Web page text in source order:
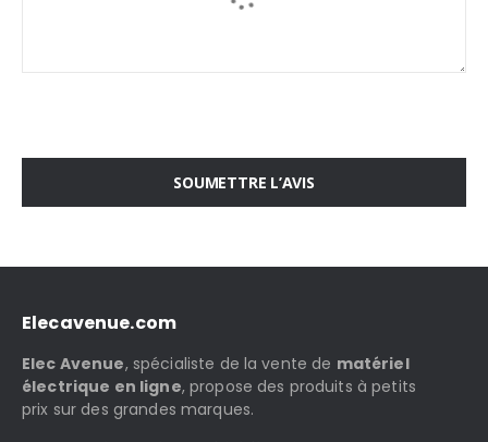
SOUMETTRE L’AVIS
Elecavenue.com
Elec Avenue, spécialiste de la vente de matériel
électrique en ligne, propose des produits à petits
prix sur des grandes marques.